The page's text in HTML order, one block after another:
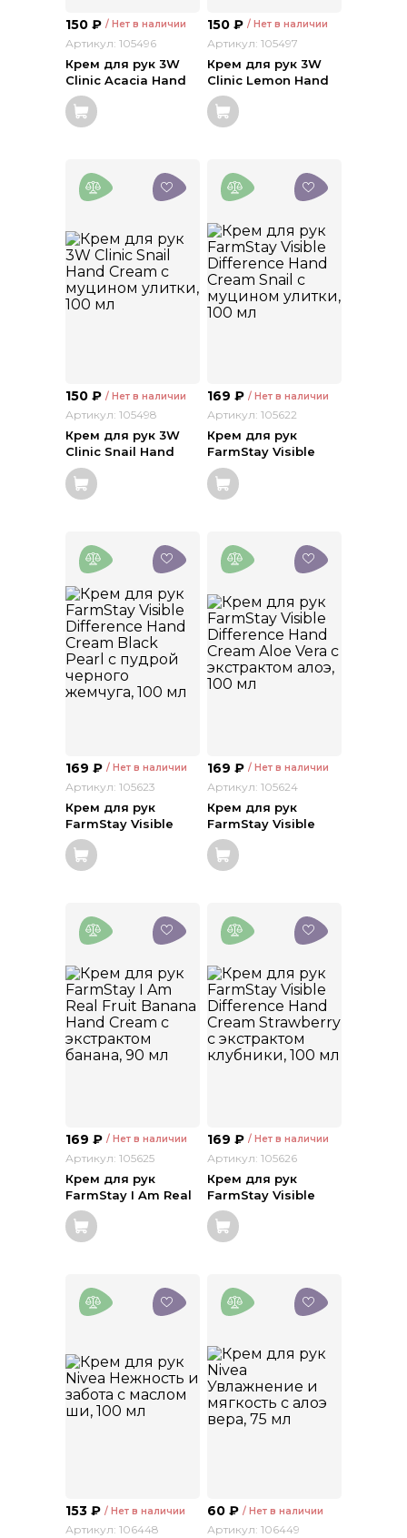
150 ₽ / Нет в наличии
Артикул: 105496
Крем для рук 3W
Clinic Acacia Hand
Cream с экстрактом
акации, 100 мл
150 ₽ / Нет в наличии
Артикул: 105497
Крем для рук 3W
Clinic Lemon Hand
Cream с экстрактом
лимона, 100 мл
150 ₽ / Нет в наличии
Артикул: 105498
Крем для рук 3W
Clinic Snail Hand
Cream с муцином
улитки, 100 мл
169 ₽ / Нет в наличии
Артикул: 105622
Крем для рук
FarmStay Visible
Difference Hand
Cream Snail с
муцином улитки,
169 ₽ / Нет в наличии
Артикул: 105623
Крем для рук
FarmStay Visible
Difference Hand
Cream Black Pearl с
пудрой черного
169 ₽ / Нет в наличии
Артикул: 105624
Крем для рук
FarmStay Visible
Difference Hand
Cream Aloe Vera с
экстрактом алоэ,
169 ₽ / Нет в наличии
Артикул: 105625
Крем для рук
FarmStay I Am Real
Fruit Banana Hand
Cream с экстрактом
банана, 90 мл
169 ₽ / Нет в наличии
Артикул: 105626
Крем для рук
FarmStay Visible
Difference Hand
Cream Strawberry с
экстрактом
153 ₽ / Нет в наличии
Артикул: 106448
60 ₽ / Нет в наличии
Артикул: 106449